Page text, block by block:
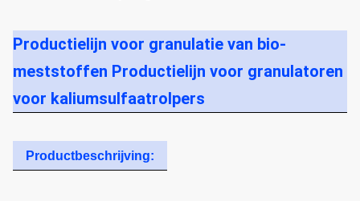
Productielijn voor granulatie van bio-
meststoffen Productielijn voor granulatoren
voor kaliumsulfaatrolpers
Productbeschrijving: